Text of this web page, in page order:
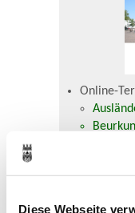
Diese Webseite
Online-